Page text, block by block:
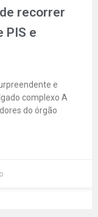
recorrer
PIS e
e
complexo A
do órgão